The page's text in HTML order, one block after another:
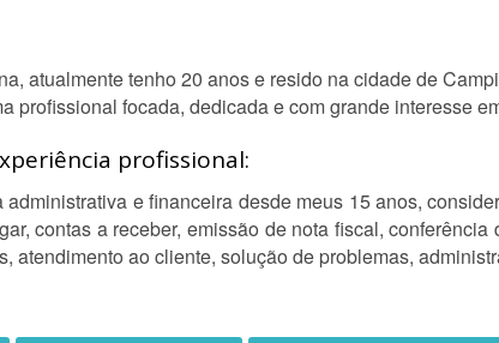
atualmente tenho 20 anos e resido na cidade de
profissional focada, dedicada e com grande interesse
profissional:
administrativa e financeira desde meus 15 anos,
contas a receber, emissão de nota fiscal,
atendimento ao cliente, solução de problemas,